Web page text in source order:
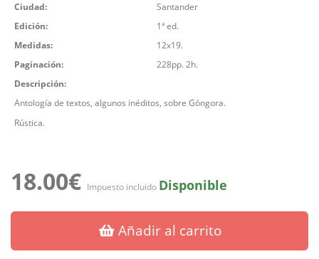
Ciudad:
Santander
Edición:
1ª ed.
Medidas:
12x19.
Paginación:
228pp. 2h.
Descripción:
Antología de textos, algunos inéditos, sobre Góngora.
Rústica.
18.00€ Impuesto incluido Disponible
Añadir al carrito